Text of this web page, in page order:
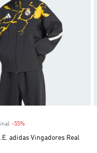
-55%
adidas Vingadores Real